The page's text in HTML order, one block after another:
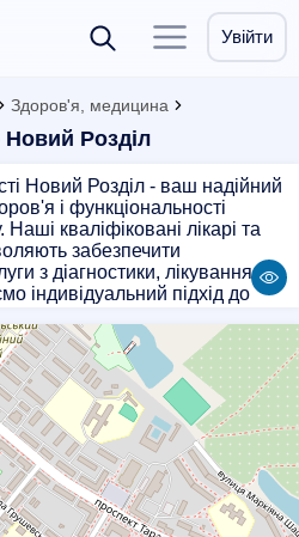
Увійти
Здоров'я, медицина
Розділ
Новий Розділ - ваш надійний
і функціональності
кваліфіковані лікарі та
забезпечити
з діагностики, лікування і
індивідуальний підхід до
нас для отримання
відновлення!